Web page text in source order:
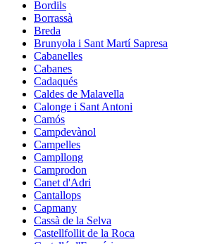
Bordils
Borrassà
Breda
Brunyola i Sant Martí Sapresa
Cabanelles
Cabanes
Cadaqués
Caldes de Malavella
Calonge i Sant Antoni
Camós
Campdevànol
Campelles
Campllong
Camprodon
Canet d'Adri
Cantallops
Capmany
Cassà de la Selva
Castellfollit de la Roca